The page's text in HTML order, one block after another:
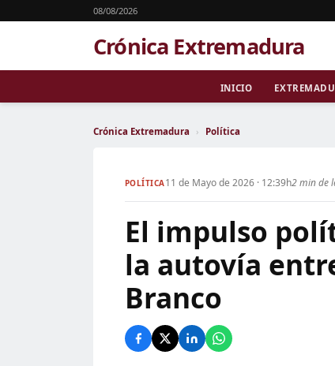
08/08/2026
Crónica Extremadura
INICIO
Crónica Extremadura › Política
POLÍTICA11 de Mayo de 2026 · 12:39h2 min de
El impulso
la autovía
Branco